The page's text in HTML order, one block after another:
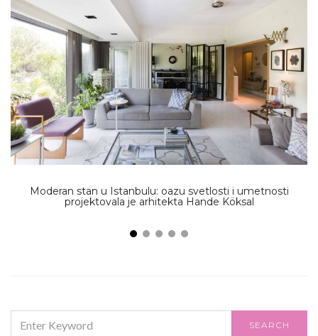
Moderan stan u Istanbulu: oazu svetlosti i umetnosti
projektovala je arhitekta Hande Köksal
FOR:
SEARCH